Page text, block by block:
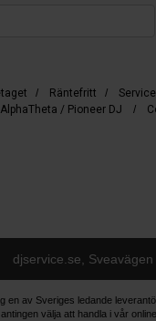
/ Räntefritt / Service
AlphaTheta / Pioneer DJ /
djservice.se,
en av Sveriges ledande
välja att handla i vår